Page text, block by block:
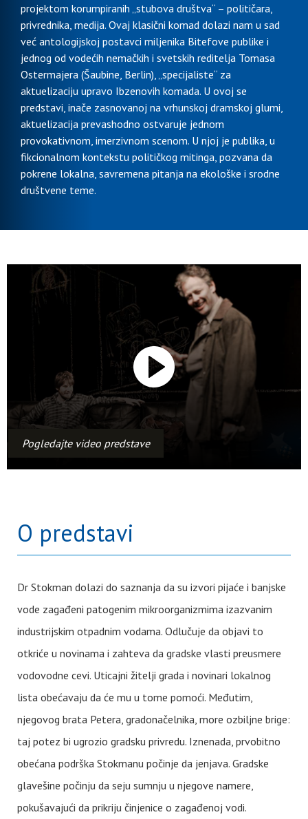
projektom korumpiranih „stubova društva“ – političara,
privrednika, medija. Ovaj klasični komad dolazi nam u sad
već antologijskoj postavci miljenika Bitefove publike i
jednog od vodećih nemačkih i svetskih reditelja Tomasa
Ostermajera (Šaubine, Berlin), „specijaliste“ za
aktuelizaciju upravo Ibzenovih komada. U ovoj se
predstavi, inače zasnovanoj na vrhunskoj dramskoj glumi,
aktuelizacija prevashodno ostvaruje jednom
provokativnom, imerzivnom scenom. U njoj je publika, u
fikcionalnom kontekstu političkog mitinga, pozvana da
pokrene lokalna, savremena pitanja na ekološke i srodne
društvene teme.
Pogledajte video predstave
O predstavi
Dr Stokman dolazi do saznanja da su izvori pijaće i banjske
vode zagađeni patogenim mikroorganizmima izazvanim
industrijskim otpadnim vodama. Odlučuje da objavi to
otkriće u novinama i zahteva da gradske vlasti preusmere
vodovodne cevi. Uticajni žitelji grada i novinari lokalnog
lista obećavaju da će mu u tome pomoći. Međutim,
njegovog brata Petera, gradonačelnika, more ozbiljne brige:
taj potez bi ugrozio gradsku privredu. Iznenada, prvobitno
obećana podrška Stokmanu počinje da jenjava. Gradske
glavešine počinju da seju sumnju u njegove namere,
pokušavajući da prikriju činjenice o zagađenoj vodi.